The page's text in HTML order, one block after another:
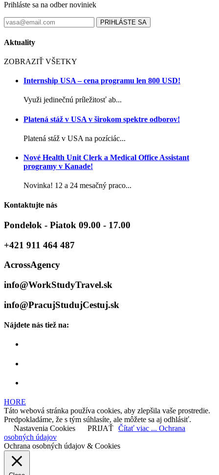
Prihláste sa na odber noviniek
PRIHLÁSTE SA
Aktuality
ZOBRAZIŤ VŠETKY
Internship USA – cena programu len 800 USD!
Využi jedinečnú príležitosť ab...
Platená stáž v USA v širokom spektre odborov!
Platená stáž v USA na pozíciác...
Nové Health Unit Clerk a Medical Office Assistant
programy v Kanade!
Novinka! 12 a 24 mesačný praco...
Kontaktujte nás
Pondelok - Piatok 09.00 - 17.00
+421 911 464 487
AcrossAgency
info@WorkStudyTravel.sk
info@PracujStudujCestuj.sk
Nájdete nás tiež na:
HORE
Táto webová stránka používa cookies, aby zlepšila vaše prostredie.
Predpokladáme, že s tým súhlasíte, ale môžete sa aj odhlásiť.
Nastavenia Cookies
PRIJAŤ Čítať viac ... Ochrana
osobných údajov
Ochrana osobných údajov & Cookies